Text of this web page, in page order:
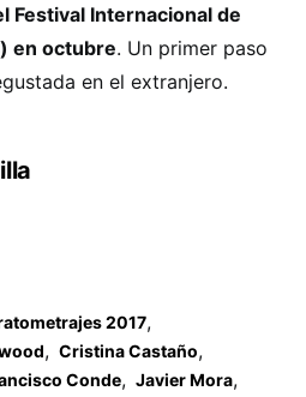
Festival Internacional de
en octubre. Un primer paso
en el extranjero.
2017,
, Cristina Castaño,
Conde, Javier Mora,